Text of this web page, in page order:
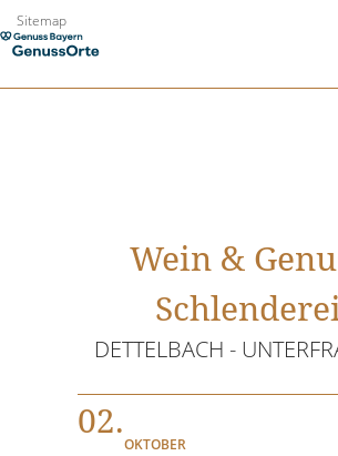
Zum
Inhalt
Sitemap
Wein &
DETTELBACH -
02.
OKTOBER